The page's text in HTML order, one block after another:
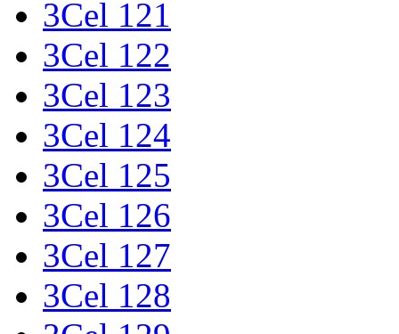
3Cel 121
3Cel 122
3Cel 123
3Cel 124
3Cel 125
3Cel 126
3Cel 127
3Cel 128